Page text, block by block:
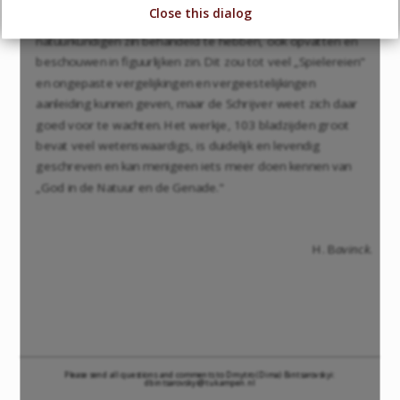
Close this dialog
theoloog gaat hij ook alle die onderwerpen, na ze eerst in
natuurkundigen zin behandeld te hebben, ook opvatten en
beschouwen in figuurlijken zin. Dit zou tot veel „Spielereien"
en ongepaste vergelijkingen en vergeestelijkingen
aanleiding kunnen geven, maar de Schrijver weet zich daar
goed voor te wachten. Het werkje, 103 bladzijden groot
bevat veel wetenswaardigs, is duidelijk en levendig
geschreven en kan menigeen iets meer doen kennen van
„God in de Natuur en de Genade."
H. Bavinck
Please send all questions and comments to Dmytro (Dima) Bintsarovskyi:
dbintsarovskyi@tukampen.nl